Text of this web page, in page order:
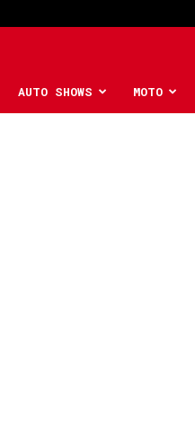
AUTO SHOWS MOTO